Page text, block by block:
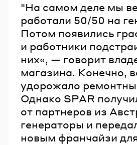
"На самом деле мы
работали 50/50 на
Потом появились
и работники
них«, — говорит
магазина. Конечно,
удорожало
Однако SPAR
от партнеров из
генераторы и
новым франчайзи